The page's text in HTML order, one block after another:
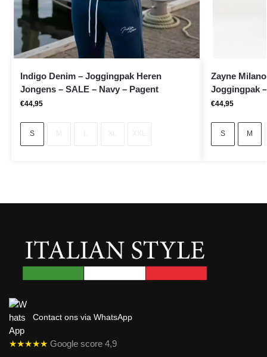
Indigo Denim – Joggingpak Heren
Jongens – SALE – Navy – Pagent
€44,95
S
Zayne
Joggingpak
€44,95
S M
Contact ons via WhatsApp
★★★★★ Google score 4,9